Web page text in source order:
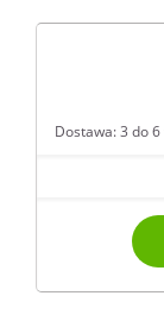
Dostawa: 3 do